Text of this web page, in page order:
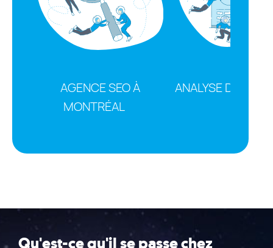
AGENCE SEO À
MONTRÉAL
ANALYSE DE SITE
Qu'est-ce qu'il se passe chez